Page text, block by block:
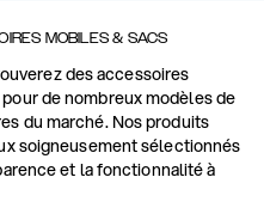
MOBILES & SACS
des accessoires
de nombreux modèles de
du marché. Nos produits
soigneusement sélectionnés
et la fonctionnalité à